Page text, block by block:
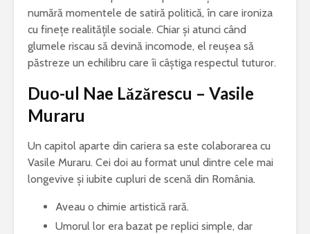
numără momentele de satiră politică, în care ironiza
cu finețe realitățile sociale. Chiar și atunci când
glumele riscau să devină incomode, el reușea să
păstreze un echilibru care îi câștiga respectul tuturor.
Duo-ul Nae Lăzărescu – Vasile
Muraru
Un capitol aparte din cariera sa este colaborarea cu
Vasile Muraru. Cei doi au format unul dintre cele mai
longevive și iubite cupluri de scenă din România.
Aveau o chimie artistică rară.
Umorul lor era bazat pe replici simple, dar